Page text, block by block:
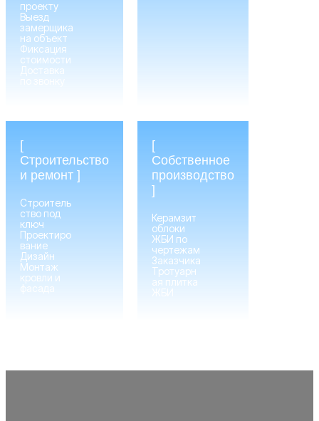
проекту
Выезд
замерщика
на объект
Фиксация
стоимости
Доставка
[
Строительство
и ремонт ]
Строитель
ство под
ключ
Проектиро
вание
Дизайн
Монтаж
кровли и
фасада
[
Собственное
производство
]
Керамзит
облоки
ЖБИ по
чертежам
Заказчика
Тротуарн
ая плитка
ЖБИ